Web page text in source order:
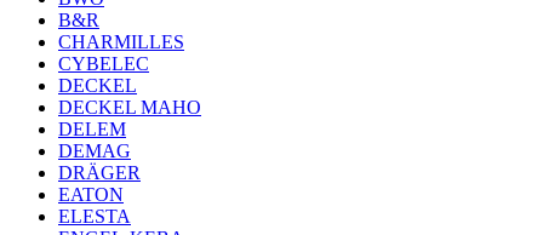
B&R
CHARMILLES
CYBELEC
DECKEL
DECKEL MAHO
DELEM
DEMAG
DRÄGER
EATON
ELESTA